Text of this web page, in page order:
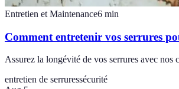
Entretien et Maintenance6 min
Comment entretenir vos serrures
Assurez la longévité de vos serrures avec
entretien de serruressécurité